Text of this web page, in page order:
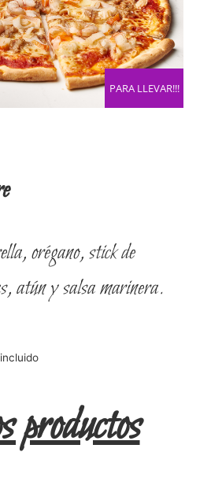
PARA LLEVAR!!!
orégano, stick de
atún y salsa marinera.